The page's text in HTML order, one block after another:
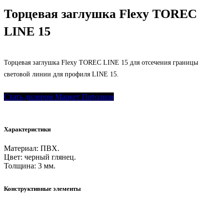
Торцевая заглушка Flexy TOREC
LINE 15
Торцевая заглушка Flexy TOREC LINE 15 для отсечения границы
световой линии для профиля LINE 15.
Стать дилером Маркет Потолков
Характеристики
Материал: ПВХ.
Цвет: черный глянец.
Толщина: 3 мм.
Конструктивные элементы